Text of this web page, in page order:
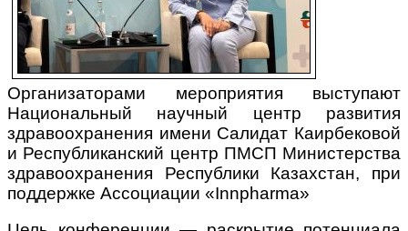
Организаторами мероприятия выступают
Национальный научный центр развития
здравоохранения имени Салидат Каирбековой
и Республиканский центр ПМСП Министерства
здравоохранения Республики Казахстан, при
поддержке Ассоциации «Innpharma»